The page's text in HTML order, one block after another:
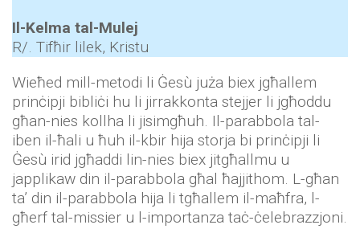
Il-Kelma tal-Mulej
R/. Tifħir lilek, Kristu
Wieħed mill-​metodi li Ġesù juża biex jgħallem ​
prinċipji bibliċi hu li jirrakkonta stejjer li jgħoddu
għan-​nies kollha li jisimgħuh. Il-parabbola tal-
iben il-ħali u ħuh il-kbir hija storja bi prinċipji li
Ġesù irid jgħaddi lin-nies biex jitgħallmu u
japplikaw din il-parabbola għal ħajjithom. L-għan
ta’ din il-parabbola hija li tgħallem il-maħfra, l-
għerf tal-missier u l-importanza taċ-ċelebrazzjoni.